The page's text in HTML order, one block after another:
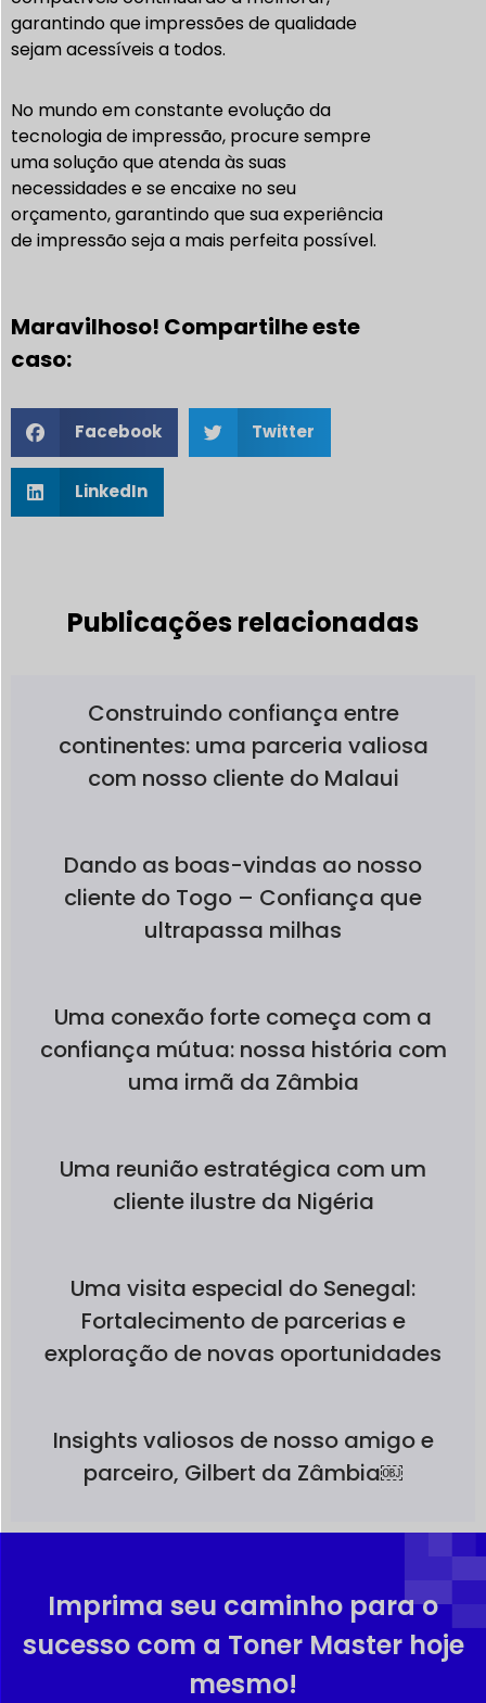
garantindo que impressões de qualidade
sejam acessíveis a todos.
No mundo em constante evolução da
tecnologia de impressão, procure sempre
uma solução que atenda às suas
necessidades e se encaixe no seu
orçamento, garantindo que sua experiência
de impressão seja a mais perfeita possível.
Maravilhoso! Compartilhe este
caso:
Facebook Twitter
LinkedIn
Publicações relacionadas
Construindo confiança entre
continentes: uma parceria valiosa
com nosso cliente do Malaui
Dando as boas-vindas ao nosso
cliente do Togo – Confiança que
ultrapassa milhas
Uma conexão forte começa com a
confiança mútua: nossa história com
uma irmã da Zâmbia
Uma reunião estratégica com um
cliente ilustre da Nigéria
Uma visita especial do Senegal:
Fortalecimento de parcerias e
exploração de novas oportunidades
Insights valiosos de nosso amigo e
parceiro, Gilbert da Zâmbia￼
Imprima seu caminho para o
sucesso com a Toner Master hoje
mesmo!